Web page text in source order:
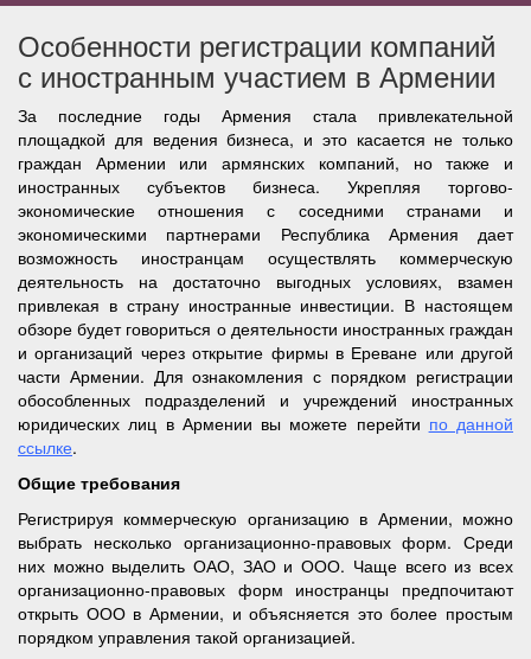
Особенности регистрации компаний
с иностранным участием в Армении
За последние годы Армения стала привлекательной
площадкой для ведения бизнеса, и это касается не только
граждан Армении или армянских компаний, но также и
иностранных субъектов бизнеса. Укрепляя торгово-
экономические отношения с соседними странами и
экономическими партнерами Республика Армения дает
возможность иностранцам осуществлять коммерческую
деятельность на достаточно выгодных условиях, взамен
привлекая в страну иностранные инвестиции. В настоящем
обзоре будет говориться о деятельности иностранных граждан
и организаций через открытие фирмы в Ереване или другой
части Армении. Для ознакомления с порядком регистрации
обособленных подразделений и учреждений иностранных
юридических лиц в Армении вы можете перейти по данной
ссылке.
Общие требования
Регистрируя коммерческую организацию в Армении, можно
выбрать несколько организационно-правовых форм. Среди
них можно выделить ОАО, ЗАО и ООО. Чаще всего из всех
организационно-правовых форм иностранцы предпочитают
открыть ООО в Армении, и объясняется это более простым
порядком управления такой организацией.